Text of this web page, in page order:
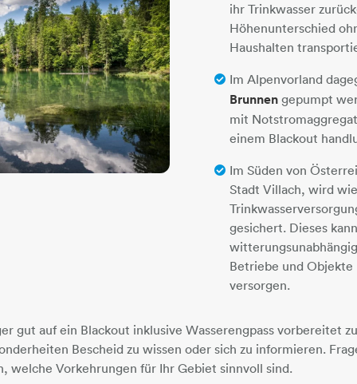
ihr Trinkwasser
Höhenunterschied
Haushalten
Im Alpenvorland
Brunnengepumpt
mit
einem Blackout
Im Süden von
Stadt Villach, wird
gesichert. Dieses
Betriebe und Objekte
versorgen.
gut auf ein Blackout inklusive Wasserengpass vorbereitet
Bescheid zu wissen oder sich zu informieren.
welche Vorkehrungen für Ihr Gebiet sinnvoll sind.